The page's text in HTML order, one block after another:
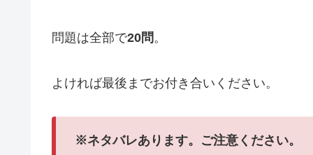
問題は全部で20問。
よければ最後までお付き合いください。
※ネタバレあります。ご注意ください。